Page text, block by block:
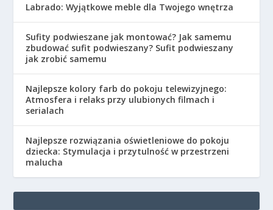
Labrado: Wyjątkowe meble dla Twojego wnętrza
Sufity podwieszane jak montować? Jak samemu
zbudować sufit podwieszany? Sufit podwieszany
jak zrobić samemu
Najlepsze kolory farb do pokoju telewizyjnego:
Atmosfera i relaks przy ulubionych filmach i
serialach
Najlepsze rozwiązania oświetleniowe do pokoju
dziecka: Stymulacja i przytulność w przestrzeni
malucha